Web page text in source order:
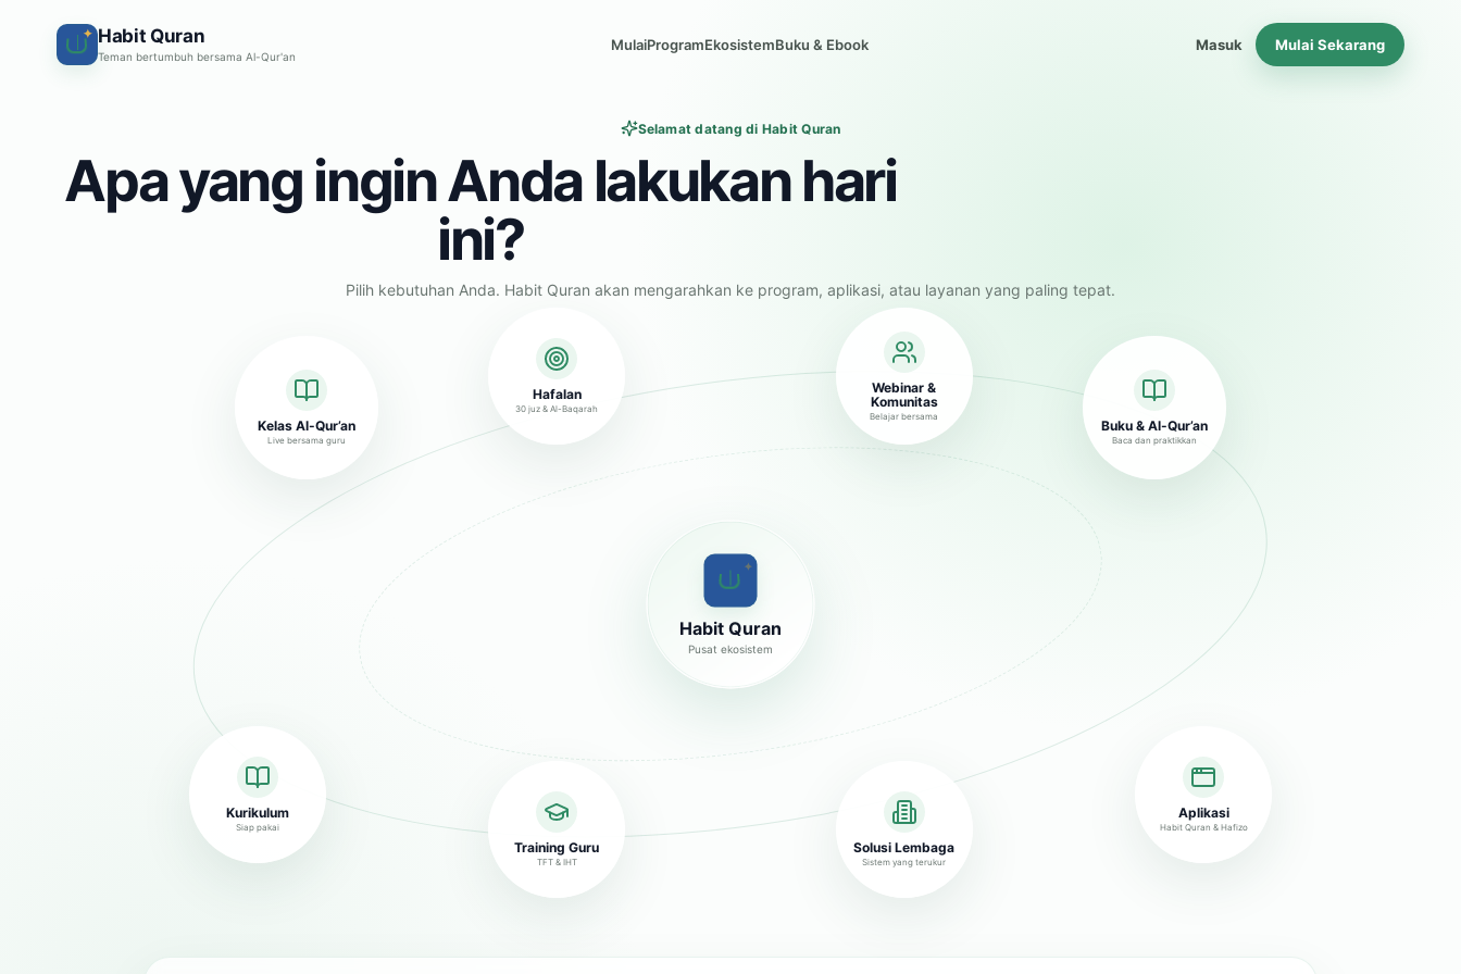
✦ Habit Quran
Teman bertumbuh bersama Al-Qur'an
MulaiProgramEkosistemBuku & Ebook Masuk Mulai Sekarang
Selamat datang di Habit Quran
Apa yang ingin Anda lakukan hari
ini?
Pilih kebutuhan Anda. Habit Quran akan mengarahkan ke program, aplikasi, atau layanan yang paling tepat.
✦
Habit Quran
Pusat ekosistem
Kelas Al-Qur’an
Live bersama guru
Hafalan
30 juz & Al-Baqarah
Buku & Al-Qur’an
Baca dan praktikkan
Training Guru
TFT & IHT
Solusi Lembaga
Sistem yang terukur
Kurikulum
Siap pakai
Aplikasi
Habit Quran & Hafizo
Webinar &
Komunitas
Belajar bersama